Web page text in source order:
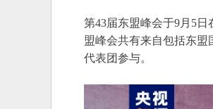
第43届东盟峰会于9月5
盟峰会共有来自包括东盟
代表团参与。